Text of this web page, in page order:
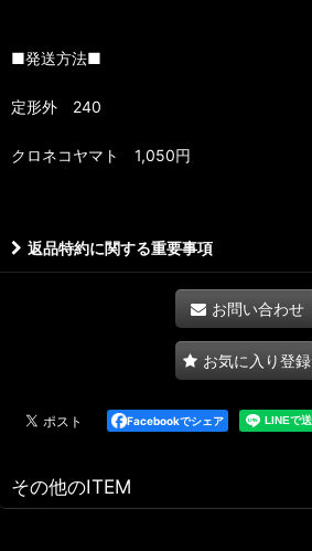
■発送方法■
定形外 240
クロネコヤマト 1,050円
返品特約に関する重要事項
お問い合わせ
お気に入り登録
Facebookでシェア
その他のITEM